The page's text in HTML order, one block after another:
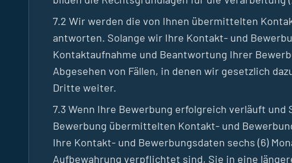
7.2 Wir werden die von Ihnen übermittelten
antworten. Solange wir Ihre Kontakt- und
Kontaktaufnahme und Beantwortung Ihrer
Abgesehen von Fällen, in denen wir gesetzlich
Dritte weiter.
7.3 Wenn Ihre Bewerbung erfolgreich verläuft
Bewerbung übermittelten Kontakt- und
Ihre Kontakt- und Bewerbungsdaten sechs (6)
Aufbewahrung verpflichtet sind, Sie in eine